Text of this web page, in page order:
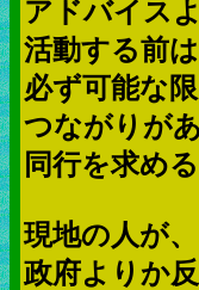
アドバイス
活動する前は
必ず可能な
つながりが
同行を求める
現地の人が、
政府よりか